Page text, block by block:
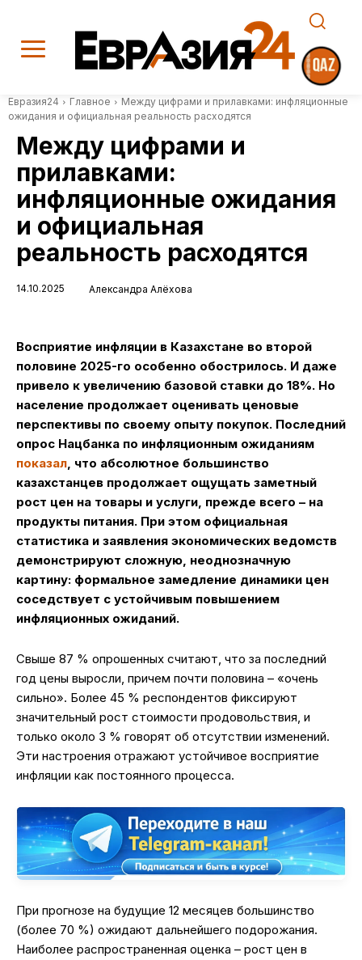
Евразия24 Главное
Между цифрами и прилавками: инфляционные
ожидания и официальная реальность расходятся
Между цифрами и
прилавками:
инфляционные ожидания
и официальная
реальность расходятся
14.10.2025 Александра Алёхова
Восприятие инфляции в Казахстане во второй
половине 2025-го особенно обострилось. И даже
привело к увеличению базовой ставки до 18%. Но
население продолжает оценивать ценовые
перспективы по своему опыту покупок. Последний
опрос Нацбанка по инфляционным ожиданиям
показал , что абсолютное большинство
казахстанцев продолжает ощущать заметный
рост цен на товары и услуги, прежде всего – на
продукты питания. При этом официальная
статистика и заявления экономических ведомств
демонстрируют сложную, неоднозначную
картину: формальное замедление динамики цен
соседствует с устойчивым повышением
инфляционных ожиданий.
Свыше 87 % опрошенных считают, что за последний
год цены выросли, причем почти половина – «очень
сильно». Более 45 % респондентов фиксируют
значительный рост стоимости продовольствия, и
только около 3 % говорят об отсутствии изменений.
Эти настроения отражают устойчивое восприятие
инфляции как постоянного процесса.
При прогнозе на будущие 12 месяцев большинство
(более 70 %) ожидают дальнейшего подорожания.
Наиболее распространенная оценка – рост цен в